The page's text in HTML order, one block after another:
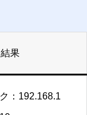
結果
：192.168.1